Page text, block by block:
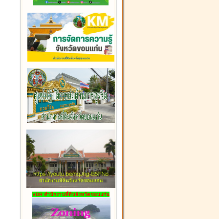
VDR สำนักงานที่ดินจังหวัดขอนแก่น